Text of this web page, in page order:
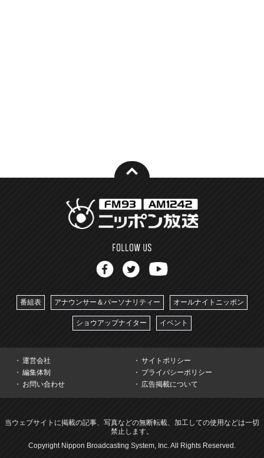
番組表 アナウンサー＆パーソナリティー オールナイトニッポン
ショウアップナイター イベント
運営会社
サイトポリシー
編集体制
プライバシーポリシー
お問い合わせ
広告掲載について
当ウェブサイトに掲載の記事、写真などの無断転載、加工しての使用などは一切
禁止します。
Copyright Nippon Broadcasting System, Inc. All Rights Reserved.